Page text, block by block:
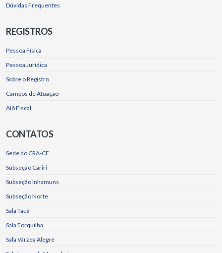
Dúvidas Frequentes
REGISTROS
Pessoa Física
Pessoa Jurídica
Sobre o Registro
Campos de Atuação
Alô Fiscal
CONTATOS
Sede do CRA-CE
Subseção Cariri
Subseção Inhamuns
Subseção Norte
Sala Tauá
Sala Forquilha
Sala Várzea Alegre